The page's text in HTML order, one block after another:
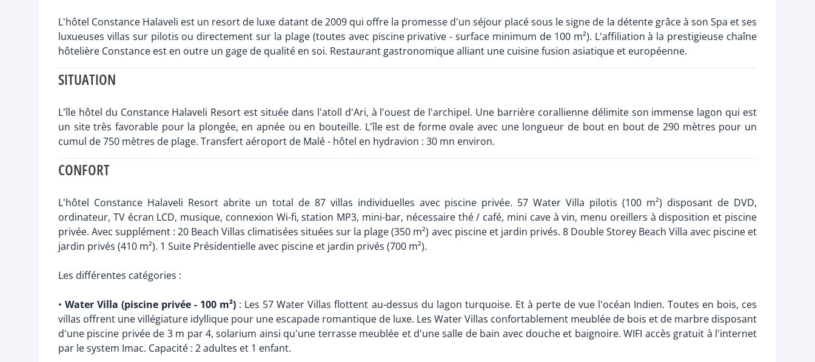
L'hôtel Constance Halaveli est un resort de luxe datant de 2009 qui offre la promesse d'un séjour placé sous le signe de la détente grâce à son Spa et ses
luxueuses villas sur pilotis ou directement sur la plage (toutes avec piscine privative - surface minimum de 100 m²). L'affiliation à la prestigieuse chaîne
hôtelière Constance est en outre un gage de qualité en soi. Restaurant gastronomique alliant une cuisine fusion asiatique et européenne.
SITUATION
L'île hôtel du Constance Halaveli Resort est située dans l'atoll d'Ari, à l'ouest de l'archipel. Une barrière corallienne délimite son immense lagon qui est
un site très favorable pour la plongée, en apnée ou en bouteille. L'île est de forme ovale avec une longueur de bout en bout de 290 mètres pour un
cumul de 750 mètres de plage. Transfert aéroport de Malé - hôtel en hydravion : 30 mn environ.
CONFORT
L'hôtel Constance Halaveli Resort abrite un total de 87 villas individuelles avec piscine privée. 57 Water Villa pilotis (100 m²) disposant de DVD,
ordinateur, TV écran LCD, musique, connexion Wi-fi, station MP3, mini-bar, nécessaire thé / café, mini cave à vin, menu oreillers à disposition et piscine
privée. Avec supplément : 20 Beach Villas climatisées situées sur la plage (350 m²) avec piscine et jardin privés. 8 Double Storey Beach Villa avec piscine et
jardin privés (410 m²). 1 Suite Présidentielle avec piscine et jardin privés (700 m²).
Les différentes catégories :
•Water Villa (piscine privée - 100 m²) : Les 57 Water Villas flottent au-dessus du lagon turquoise. Et à perte de vue l'océan Indien. Toutes en bois, ces
villas offrent une villégiature idyllique pour une escapade romantique de luxe. Les Water Villas confortablement meublée de bois et de marbre disposant
d'une piscine privée de 3 m par 4, solarium ainsi qu'une terrasse meublée et d'une salle de bain avec douche et baignoire. WIFI accès gratuit à l'internet
par le system Imac. Capacité : 2 adultes et 1 enfant.